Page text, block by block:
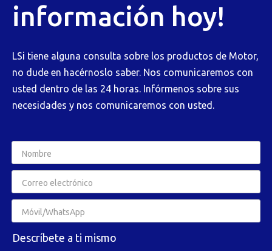
información hoy!
LSi tiene alguna consulta sobre los productos de Motor,
no dude en hacérnoslo saber. Nos comunicaremos con
usted dentro de las 24 horas. Infórmenos sobre sus
necesidades y nos comunicaremos con usted.
Descríbete a ti mismo